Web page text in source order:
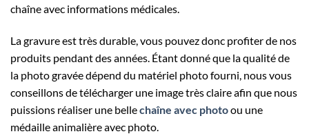
chaîne avec informations médicales.
La gravure est très durable, vous pouvez donc profiter de nos
produits pendant des années. Étant donné que la qualité de
la photo gravée dépend du matériel photo fourni, nous vous
conseillons de télécharger une image très claire afin que nous
puissions réaliser une bellechaîne avec photoou une
médaille animalière avec photo.